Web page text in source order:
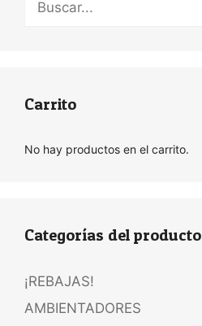
Carrito
No hay productos en el carrito.
Categorías del producto
¡REBAJAS!
AMBIENTADORES